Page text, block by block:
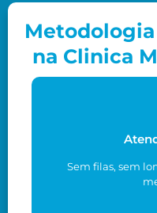
na Clinica
Sem filas, sem